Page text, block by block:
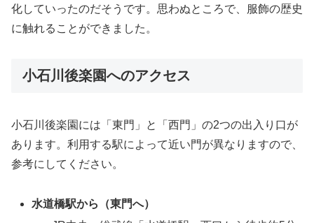
化していったのだそうです。思わぬところで、服飾の歴史
に触れることができました。
小石川後楽園へのアクセス
小石川後楽園には「東門」と「西門」の2つの出入り口が
あります。利用する駅によって近い門が異なりますので、
参考にしてください。
水道橋駅から（東門へ）